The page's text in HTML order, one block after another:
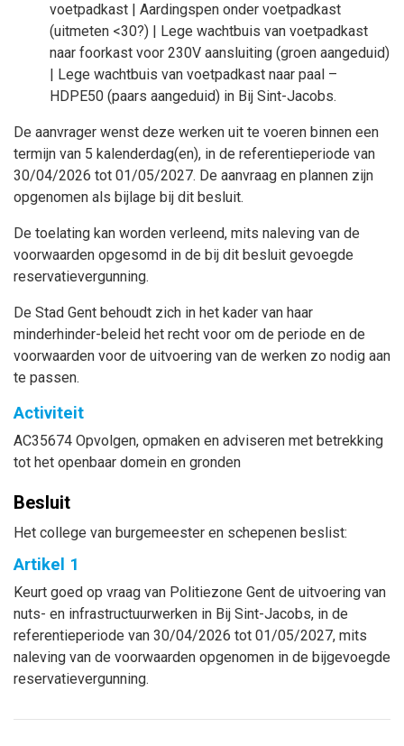
voetpadkast | Aardingspen onder voetpadkast
(uitmeten <30?) | Lege wachtbuis van voetpadkast
naar foorkast voor 230V aansluiting (groen aangeduid)
| Lege wachtbuis van voetpadkast naar paal –
HDPE50 (paars aangeduid) in Bij Sint-Jacobs.
De aanvrager wenst deze werken uit te voeren binnen een
termijn van 5 kalenderdag(en), in de referentieperiode van
30/04/2026 tot 01/05/2027. De aanvraag en plannen zijn
opgenomen als bijlage bij dit besluit.
De toelating kan worden verleend, mits naleving van de
voorwaarden opgesomd in de bij dit besluit gevoegde
reservatievergunning.
De Stad Gent behoudt zich in het kader van haar
minderhinder-beleid het recht voor om de periode en de
voorwaarden voor de uitvoering van de werken zo nodig aan
te passen.
Activiteit
AC35674 Opvolgen, opmaken en adviseren met betrekking
tot het openbaar domein en gronden
Besluit
Het college van burgemeester en schepenen beslist:
Artikel 1
Keurt goed op vraag van Politiezone Gent de uitvoering van
nuts- en infrastructuurwerken in Bij Sint-Jacobs, in de
referentieperiode van 30/04/2026 tot 01/05/2027, mits
naleving van de voorwaarden opgenomen in de bijgevoegde
reservatievergunning.